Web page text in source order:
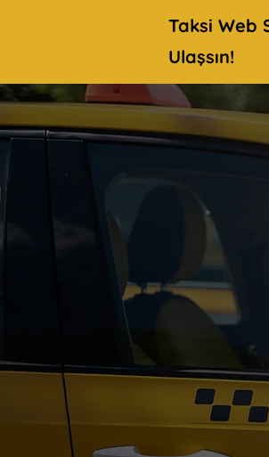
Taksi Web
Ulaşsın!